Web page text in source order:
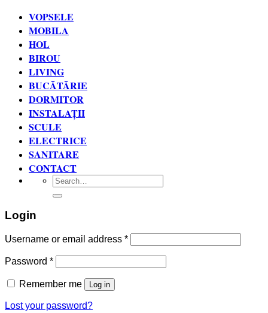
VOPSELE
MOBILA
HOL
BIROU
LIVING
BUCĂTĂRIE
DORMITOR
INSTALAȚII
SCULE
ELECTRICE
SANITARE
CONTACT
Search
for:
Login
Username or email address *
Password *
Remember me Log in
Lost your password?